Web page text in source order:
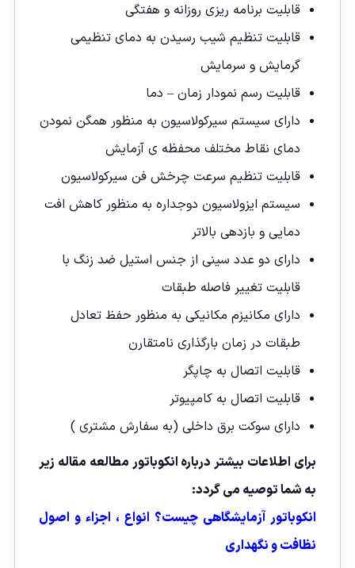
قابلیت برنامه ریزی روزانه و هفتگی
قابلیت تنظیم شیب رسیدن به دمای تنظیمی
گرمایش و سرمایش
قابلیت رسم نمودار زمان – دما
دارای سیستم سیرکولاسیون به منظور همگن نمودن
دمای نقاط مختلف محفظه ی آزمایش
قابلیت تنظیم سرعت چرخش فن سیرکولاسیون
سیستم ایزولاسیون دوجداره به منظور کاهش افت
دمایی و بازدهی بالاتر
دارای دو عدد سینی از جنس استیل ضد زنگ با
قابلیت تغییر فاصله طبقات
دارای مکانیزم مکانیکی به منظور حفظ تعادل
طبقات در زمان بارگذاری نامتقارن
قابلیت اتصال به چاپگر
قابلیت اتصال به کامپیوتر
دارای سوکت برق داخلی (به سفارش مشتری )
برای اطلاعات بیشتر درباره انکوباتور مطالعه مقاله زیر
به شما توصیه می گردد:
انکوباتور آزمایشگاهی چیست؟ انواع ، اجزاء و اصول
نظافت و نگهداری